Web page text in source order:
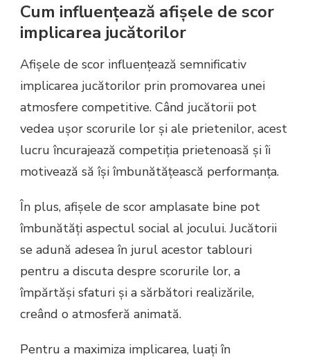
Cum influențează afișele de scor
implicarea jucătorilor
Afișele de scor influențează semnificativ
implicarea jucătorilor prin promovarea unei
atmosfere competitive. Când jucătorii pot
vedea ușor scorurile lor și ale prietenilor, acest
lucru încurajează competiția prietenoasă și îi
motivează să își îmbunătățească performanța.
În plus, afișele de scor amplasate bine pot
îmbunătăți aspectul social al jocului. Jucătorii
se adună adesea în jurul acestor tablouri
pentru a discuta despre scorurile lor, a
împărtăși sfaturi și a sărbători realizările,
creând o atmosferă animată.
Pentru a maximiza implicarea, luați în